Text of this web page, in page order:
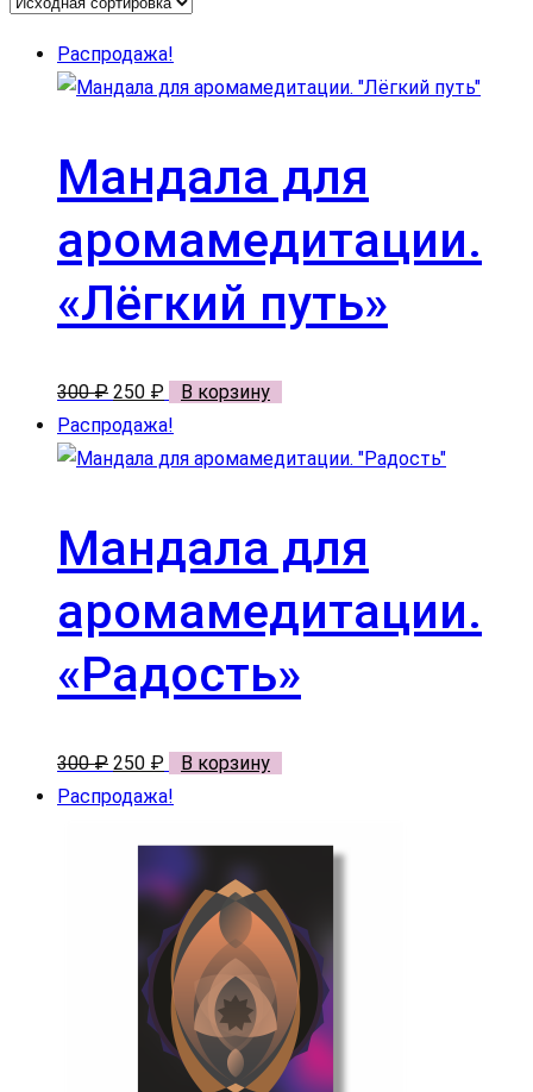
Распродажа!
Мандала для
аромамедитации.
«Лёгкий путь»
300₽ Первоначальная
цена
составляла
250 ₽Текущая
цена:
250 ₽.
В корзину
Распродажа!
Мандала для
аромамедитации.
«Радость»
300₽ Первоначальная
цена
250 ₽Текущая
цена:
В корзину
Распродажа!